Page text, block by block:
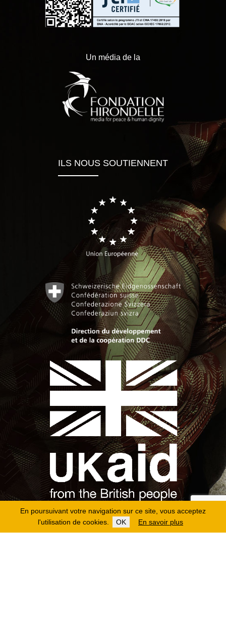
En poursuivant votre navigation sur ce site, vous acceptez
l'utilisation de cookies.
OK En savoir plus
Un média de la
ILS NOUS SOUTIENNENT